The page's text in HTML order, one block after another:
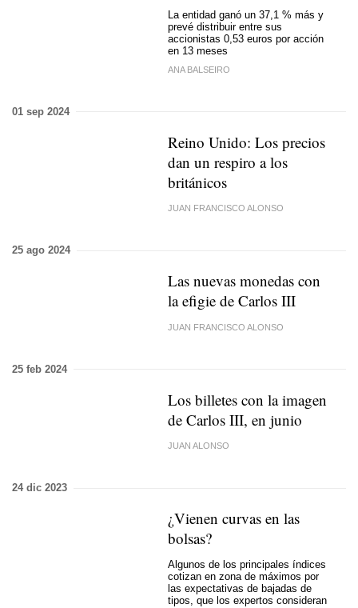
La entidad ganó un 37,1 % más y
prevé distribuir entre sus
accionistas 0,53 euros por acción
en 13 meses
ANA BALSEIRO
01 sep 2024
Reino Unido: Los precios
dan un respiro a los
británicos
JUAN FRANCISCO ALONSO
25 ago 2024
Las nuevas monedas con
la efigie de Carlos III
JUAN FRANCISCO ALONSO
25 feb 2024
Los billetes con la imagen
de Carlos III, en junio
JUAN ALONSO
24 dic 2023
¿Vienen curvas en las
bolsas?
Algunos de los principales índices
cotizan en zona de máximos por
las expectativas de bajadas de
tipos, que los expertos consideran